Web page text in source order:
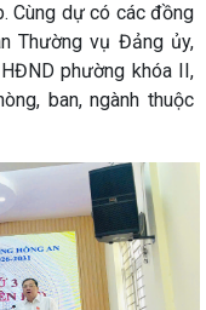
Cùng dự có các đồng
Thường vụ Đảng ủy,
phường khóa II,
ban, ngành thuộc